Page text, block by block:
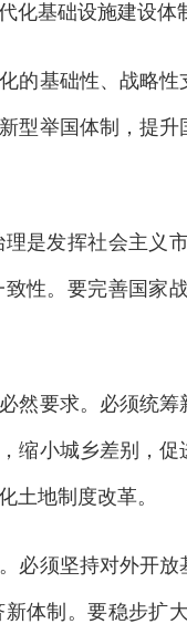
化基础设施建设体
基础性、战略性
型举国体制，提
发挥社会主义
性。要完善国家
要求。必须统筹
缩小城乡差别，
土地制度改革。
须坚持对外开放
体制。要稳步扩